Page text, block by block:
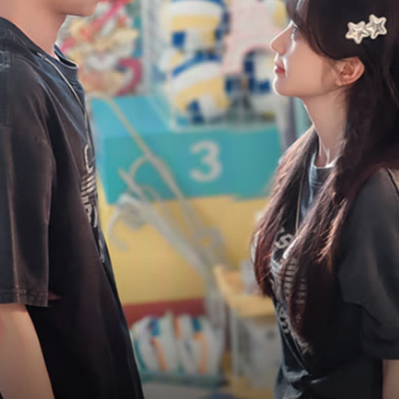
加更礼直通大